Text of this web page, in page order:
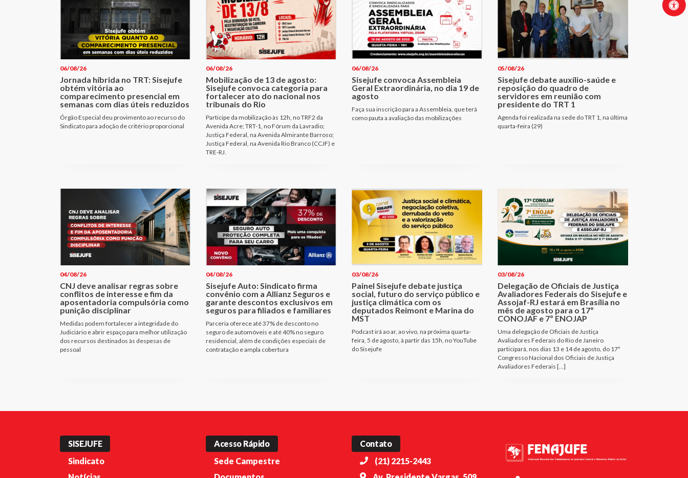
06/08/26
Jornada híbrida no TRT: Sisejufe
obtém vitória ao
comparecimento presencial em
semanas com dias úteis reduzidos
Órgão Especial deu provimento ao recurso do
Sindicato para adoção de critério proporcional
06/08/26
Mobilização de 13 de agosto:
Sisejufe convoca categoria para
fortalecer ato do nacional nos
tribunais do Rio
Participe da mobilização às 12h, no TRF2 da
Avenida Acre; TRT-1, no Fórum da Lavradio;
Justiça Federal, na Avenida Almirante Barroso;
Justiça Federal, na Avenida Rio Branco (CCJF) e
TRE-RJ.
06/08/26
Sisejufe convoca Assembleia
Geral Extraordinária, no dia 19 de
agosto
Faça sua inscrição para a Assembleia, que terá
como pauta a avaliação das mobilizações
05/08/26
Sisejufe debate auxílio-saúde e
reposição do quadro de
servidores em reunião com
presidente do TRT 1
Agenda foi realizada na sede do TRT 1, na última
quarta-feira (29)
04/08/26
CNJ deve analisar regras sobre
conflitos de interesse e fim da
aposentadoria compulsória como
punição disciplinar
Medidas podem fortalecer a integridade do
Judiciário e abrir espaço para melhor utilização
dos recursos destinados às despesas de
pessoal
04/08/26
Sisejufe Auto: Sindicato firma
convênio com a Allianz Seguros e
garante descontos exclusivos em
seguros para filiados e familiares
Parceria oferece até 37% de desconto no
seguro de automóveis e até 40% no seguro
residencial, além de condições especiais de
contratação e ampla cobertura
03/08/26
Painel Sisejufe debate justiça
social, futuro do serviço público e
justiça climática com os
deputados Reimont e Marina do
MST
Podcast irá ao ar, ao vivo, na próxima quarta-
feira, 5 de agosto, à partir das 15h, no YouTube
do Sisejufe
03/08/26
Delegação de Oficiais de Justiça
Avaliadores Federais do Sisejufe e
Assojaf-RJ estará em Brasília no
mês de agosto para o 17º
CONOJAF e 7º ENOJAP
Uma delegação de Oficiais de Justiça
Avaliadores Federais do Rio de Janeiro
participará, nos dias 13 e 14 de agosto, do 17º
Congresso Nacional dos Oficiais de Justiça
Avaliadores Federais […]
SISEJUFE
Sindicato
Acesso Rápido
Sede Campestre
Contato
(21) 2215-2443